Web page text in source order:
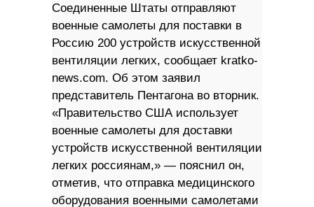
Соединенные Штаты отправляют
военные самолеты для поставки в
Россию 200 устройств искусственной
вентиляции легких, сообщает kratko-
news.com. Об этом заявил
представитель Пентагона во вторник.
«Правительство США использует
военные самолеты для доставки
устройств искусственной вентиляции
легких россиянам,» — пояснил он,
отметив, что отправка медицинского
оборудования военными самолетами